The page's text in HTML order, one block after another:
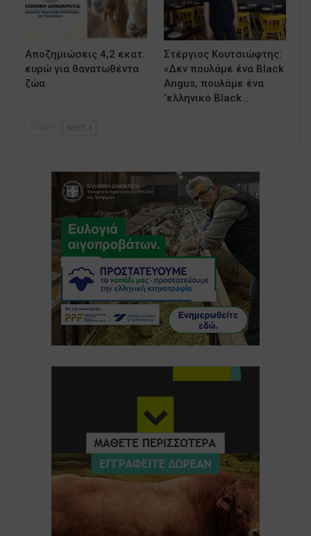
Αποζημιώσεις 4,2 εκατ.
ευρώ για θανατωθέντα
ζώα
Στέργιος Κουτσιώφτης:
«Δεν πουλάμε ένα Black
Angus, πουλάμε ένα
‘ελληνικό Black…
NEXT